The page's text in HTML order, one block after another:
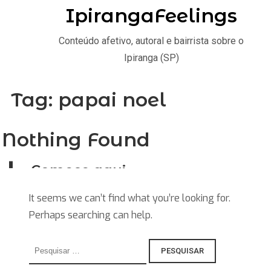
Comece aqui
Home
Stories
Explore
Tag: papai noel
Nothing Found
It seems we can’t find what you’re looking for.
Perhaps searching can help.
Pesquisar
por:
IpirangaFeelings
Conteúdo afetivo, autoral e bairrista sobre o
Ipiranga (SP)